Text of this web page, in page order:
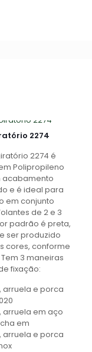
2274
2274 é
Polipropileno
acabamento
e é ideal para
em conjunto
de 2 e 3
padrão é preta,
ser produzido
cores, conforme
3 maneiras
fixação:
arruela e porca
arruela em aço
em
arruela e porca